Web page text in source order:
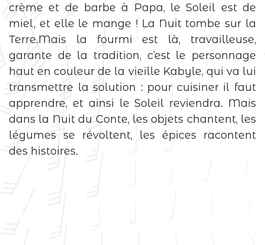
crème et de barbe à Papa, le Soleil est de
miel, et elle le mange ! La Nuit tombe sur la
Terre.Mais la fourmi est là, travailleuse,
garante de la tradition, c’est le personnage
haut en couleur de la vieille Kabyle, qui va lui
transmettre la solution : pour cuisiner il faut
apprendre, et ainsi le Soleil reviendra. Mais
dans la Nuit du Conte, les objets chantent, les
légumes se révoltent, les épices racontent
des histoires.